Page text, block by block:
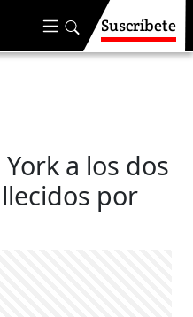
Suscríbete
a los dos
por